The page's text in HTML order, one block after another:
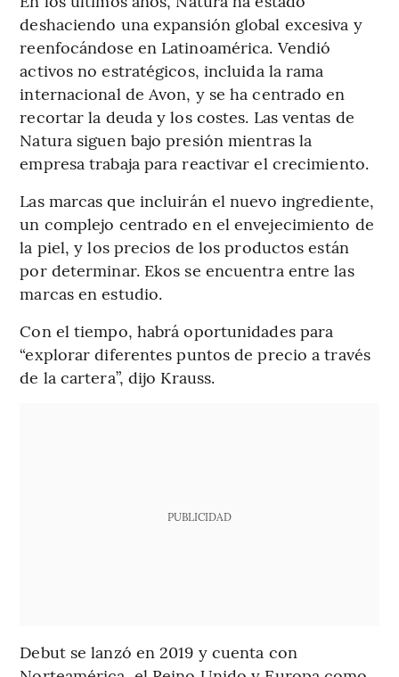
deshaciendo una expansión global excesiva y
reenfocándose en Latinoamérica. Vendió
activos no estratégicos, incluida la rama
internacional de Avon, y se ha centrado en
recortar la deuda y los costes. Las ventas de
Natura siguen bajo presión mientras la
empresa trabaja para reactivar el crecimiento.
Las marcas que incluirán el nuevo ingrediente,
un complejo centrado en el envejecimiento de
la piel, y los precios de los productos están
por determinar. Ekos se encuentra entre las
marcas en estudio.
Con el tiempo, habrá oportunidades para
“explorar diferentes puntos de precio a través
de la cartera”, dijo Krauss.
PUBLICIDAD
Debut se lanzó en 2019 y cuenta con